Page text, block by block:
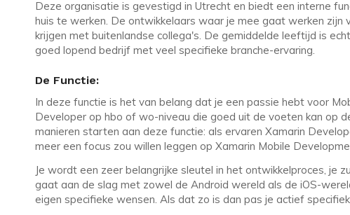
Deze organisatie is gevestigd in Utrecht en biedt een interne
huis te werken. De ontwikkelaars waar je mee gaat werken zijn
krijgen met buitenlandse collega's. De gemiddelde leeftijd is
goed lopend bedrijf met veel specifieke branche-ervaring.
De Functie:
In deze functie is het van belang dat je een passie hebt voor
Developer op hbo of wo-niveau die goed uit de voeten kan op
manieren starten aan deze functie: als ervaren Xamarin
meer een focus zou willen leggen op Xamarin Mobile
Je wordt een zeer belangrijke sleutel in het ontwikkelproces, je
gaat aan de slag met zowel de Android wereld als de iOS-
eigen specifieke wensen. Als dat zo is dan pas je actief